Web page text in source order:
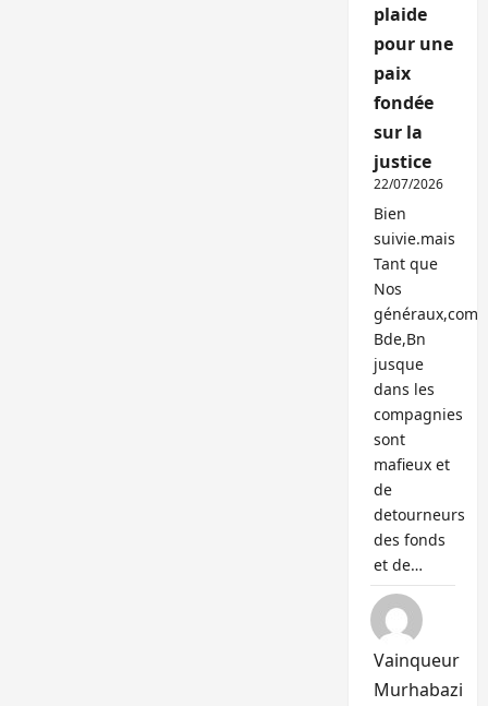
plaide
pour une
paix
fondée
sur la
justice
22/07/2026
Bien
suivie.mais
Tant que
Nos
généraux,com
Bde,Bn
jusque
dans les
compagnies
sont
mafieux et
de
detourneurs
des fonds
et de…
Vainqueur
Murhabazi